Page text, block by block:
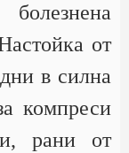
от
в силна
компреси
рани от